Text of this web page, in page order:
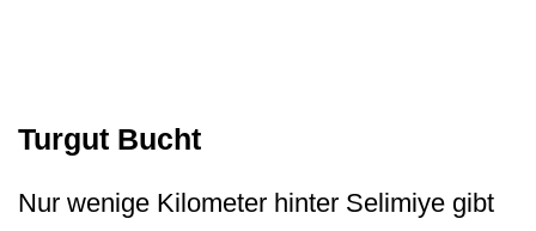
Turgut Bucht
Nur wenige Kilometer hinter Selimiye gibt